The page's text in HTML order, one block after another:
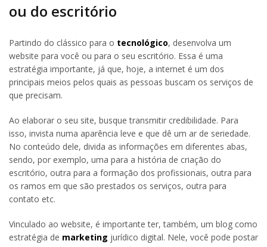
ou do escritório
Partindo do clássico para o tecnológico, desenvolva um
website para você ou para o seu escritório. Essa é uma
estratégia importante, já que, hoje, a internet é um dos
principais meios pelos quais as pessoas buscam os serviços de
que precisam.
Ao elaborar o seu site, busque transmitir credibilidade. Para
isso, invista numa aparência leve e que dê um ar de seriedade.
No conteúdo dele, divida as informações em diferentes abas,
sendo, por exemplo, uma para a história de criação do
escritório, outra para a formação dos profissionais, outra para
os ramos em que são prestados os serviços, outra para
contato etc.
Vinculado ao website, é importante ter, também, um blog como
estratégia de marketing jurídico digital. Nele, você pode postar